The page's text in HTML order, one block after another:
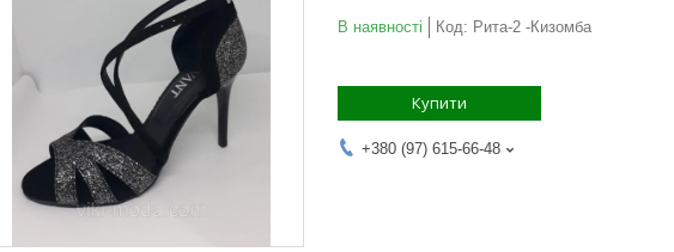
В наявності Код: Рита-2 -Кизомба
Купити
+380 (97) 615-66-48